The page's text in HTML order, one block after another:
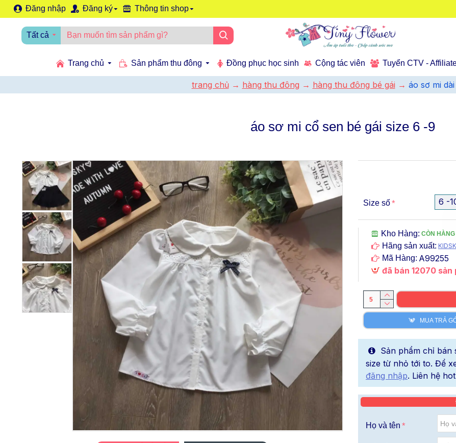
Đăng nhập Đăng ký Thông tin shop
Tất cả
Trang chủ Sản phẩm thu đông Đồng phục học sinh Cộng tác viên Tuyển CTV -
trang chủ hàng thu đông hàng thu đông bé gái áo sơ mi
áo sơ mi cổ sen bé gái size 6 -9
Kho Hàng: CÒN HÀNG
Hãng sản xuất:
Mã Hàng: A99255
đã bán 12070 sản
Size số 6 -
MUA TRẢ
Sản phẩm chỉ bán
size từ nhỏ tới to. Để
đăng nhập. Liên hệ
Họ và tên